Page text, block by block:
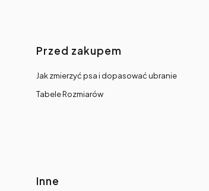
Linki w stopce
Przed zakupem
Jak zmierzyć psa i dopasować ubranie
Tabele Rozmiarów
Inne